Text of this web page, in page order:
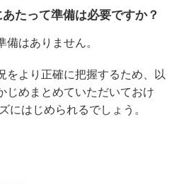
たって準備は必要ですか？
備はありません。
をより正確に把握するため、以
じめまとめていただいておけ
にはじめられるでしょう。